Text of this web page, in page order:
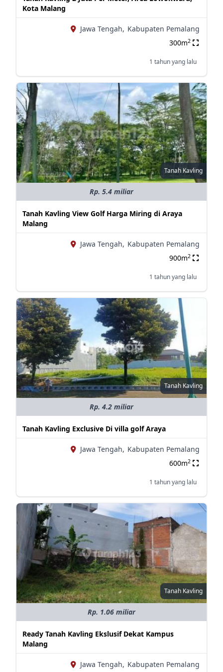
Kota Malang
Jawa Tengah, Kabupaten Pemalang
300m2
1 tahun yang lalu
Tanah Kavling
Rp. 5.4 miliar
Tanah Kavling View Golf Harga Miring di Araya
Malang
Jawa Tengah, Kabupaten Pemalang
900m2
1 tahun yang lalu
Tanah Kavling
Rp. 4.2 miliar
Tanah Kavling Exclusive Di villa golf Araya
Jawa Tengah, Kabupaten Pemalang
600m2
1 tahun yang lalu
Tanah Kavling
Rp. 1.06 miliar
Ready Tanah Kavling Ekslusif Dekat Kampus
Malang
Jawa Tengah, Kabupaten Pemalang